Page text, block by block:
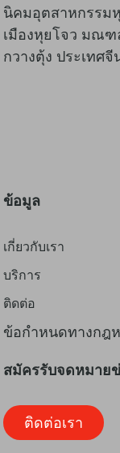
นิคมอุตสาหกรรม
เมืองหุยโจว มณฑ
กวางตุ้ง ประเทศจี
ข้อมูล
เกี่ยวกับเรา
บริการ
ติดต่อ
ข้อกำหนดทางกฎ
สมัครรับจดหมาย
ติดต่อเรา